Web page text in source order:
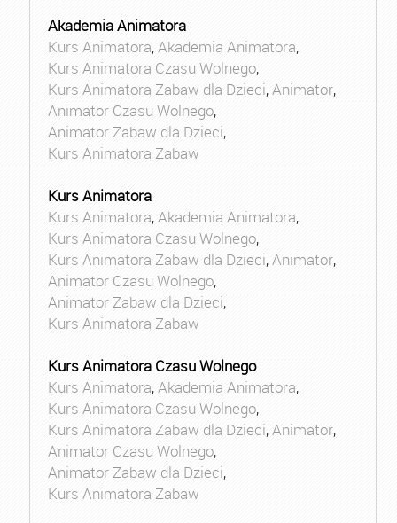
Akademia Animatora
Kurs Animatora,Akademia Animatora,
Kurs Animatora Czasu Wolnego,
Kurs Animatora Zabaw dla Dzieci,Animator,
Animator Czasu Wolnego,
Animator Zabaw dla Dzieci,
Kurs Animatora Zabaw
Kurs Animatora
Kurs Animatora,Akademia Animatora,
Kurs Animatora Czasu Wolnego,
Kurs Animatora Zabaw dla Dzieci,Animator,
Animator Czasu Wolnego,
Animator Zabaw dla Dzieci,
Kurs Animatora Zabaw
Kurs Animatora Czasu Wolnego
Kurs Animatora,Akademia Animatora,
Kurs Animatora Czasu Wolnego,
Kurs Animatora Zabaw dla Dzieci,Animator,
Animator Czasu Wolnego,
Animator Zabaw dla Dzieci,
Kurs Animatora Zabaw